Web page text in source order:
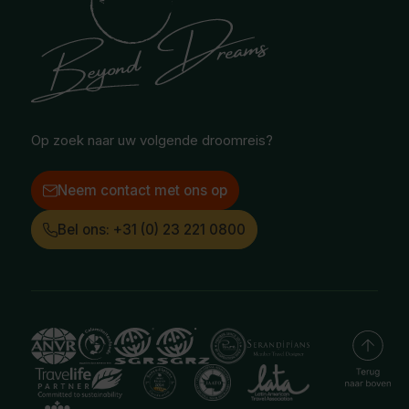
Poolgebied
Safari & Wildlife reizen
Selfdrive reizen
Treinreizen
Reisvoorwaarden
Vacatures
Facebook
Instagram
Op zoek naar uw volgende droomreis?
Neem contact met ons op
Bel ons: +31 (0) 23 221 0800